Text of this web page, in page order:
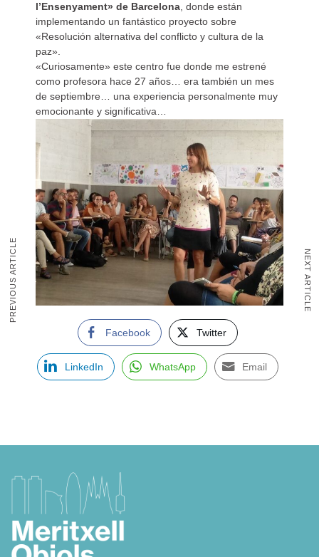
l’Ensenyament» de Barcelona , donde están
implementando un fantástico proyecto sobre
«Resolución alternativa del conflicto y cultura de la
paz».
«Curiosamente» este centro fue donde me estrené
como profesora hace 27 años… era también un mes
de septiembre… una experiencia personalmente muy
emocionante y significativa…
Facebook Twitter
LinkedIn WhatsApp Email
PREVIOUS ARTICLE NEXT ARTICLE